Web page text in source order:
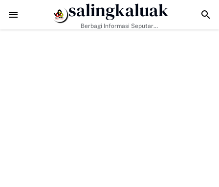
Data Sosial Jadi Kunci, Hj. Aida Dorong Nagari Aktif Pastikan
salingkaluak
Berbagi Informasi Seputar